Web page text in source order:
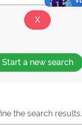
Start a new search
the search results.